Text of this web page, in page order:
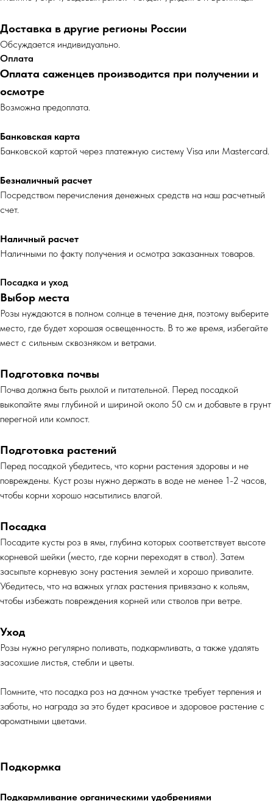
Доставка в другие регионы России
Обсуждается индивидуально.
Оплата
Оплата саженцев производится при получении и
осмотре
Возможна предоплата.
Банковская карта
Банковской картой через платежную систему Visa или Mastercard.
Безналичный расчет
Посредством перечисления денежных средств на наш расчетный
счет.
Наличный расчет
Наличными по факту получения и осмотра заказанных товаров.
Посадка и уход
Выбор места
Розы нуждаются в полном солнце в течение дня, поэтому выберите
место, где будет хорошая освещенность. В то же время, избегайте
мест с сильным сквозняком и ветрами.
Подготовка почвы
Почва должна быть рыхлой и питательной. Перед посадкой
выкопайте ямы глубиной и шириной около 50 см и добавьте в грунт
перегной или компост.
Подготовка растений
Перед посадкой убедитесь, что корни растения здоровы и не
повреждены. Куст розы нужно держать в воде не менее 1-2 часов,
чтобы корни хорошо насытились влагой.
Посадка
Посадите кусты роз в ямы, глубина которых соответствует высоте
корневой шейки (место, где корни переходят в ствол). Затем
засыпьте корневую зону растения землей и хорошо привалите.
Убедитесь, что на важных углах растения привязано к кольям,
чтобы избежать повреждения корней или стволов при ветре.
Уход
Розы нужно регулярно поливать, подкармливать, а также удалять
засохшие листья, стебли и цветы.
Помните, что посадка роз на дачном участке требует терпения и
заботы, но награда за это будет красивое и здоровое растение с
ароматными цветами.
Подкормка
Подкармливание органическими удобрениями